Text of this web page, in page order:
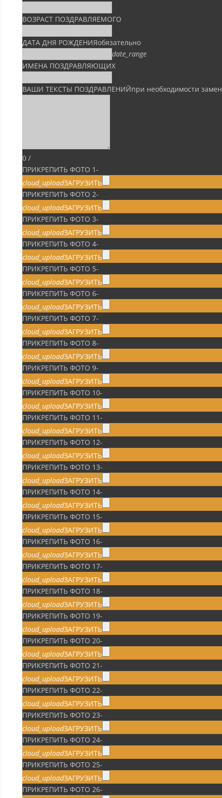
ВОЗРАСТ ПОЗДРАВЛЯЕМОГО
ДАТА ДНЯ РОЖДЕНИЯобязательно
date_range
ИМЕНА ПОЗДРАВЛЯЮЩИХ
ВАШИ ТЕКСТЫ ПОЗДРАВЛЕНИЙпри необходимости
0/
ПРИКРЕПИТЬ ФОТО 1-
cloud_uploadЗАГРУЗИТЬ
ПРИКРЕПИТЬ ФОТО 2-
cloud_uploadЗАГРУЗИТЬ
ПРИКРЕПИТЬ ФОТО 3-
cloud_uploadЗАГРУЗИТЬ
ПРИКРЕПИТЬ ФОТО 4-
cloud_uploadЗАГРУЗИТЬ
ПРИКРЕПИТЬ ФОТО 5-
cloud_uploadЗАГРУЗИТЬ
ПРИКРЕПИТЬ ФОТО 6-
cloud_uploadЗАГРУЗИТЬ
ПРИКРЕПИТЬ ФОТО 7-
cloud_uploadЗАГРУЗИТЬ
ПРИКРЕПИТЬ ФОТО 8-
cloud_uploadЗАГРУЗИТЬ
ПРИКРЕПИТЬ ФОТО 9-
cloud_uploadЗАГРУЗИТЬ
ПРИКРЕПИТЬ ФОТО 10-
cloud_uploadЗАГРУЗИТЬ
ПРИКРЕПИТЬ ФОТО 11-
cloud_uploadЗАГРУЗИТЬ
ПРИКРЕПИТЬ ФОТО 12-
cloud_uploadЗАГРУЗИТЬ
ПРИКРЕПИТЬ ФОТО 13-
cloud_uploadЗАГРУЗИТЬ
ПРИКРЕПИТЬ ФОТО 14-
cloud_uploadЗАГРУЗИТЬ
ПРИКРЕПИТЬ ФОТО 15-
cloud_uploadЗАГРУЗИТЬ
ПРИКРЕПИТЬ ФОТО 16-
cloud_uploadЗАГРУЗИТЬ
ПРИКРЕПИТЬ ФОТО 17-
cloud_uploadЗАГРУЗИТЬ
ПРИКРЕПИТЬ ФОТО 18-
cloud_uploadЗАГРУЗИТЬ
ПРИКРЕПИТЬ ФОТО 19-
cloud_uploadЗАГРУЗИТЬ
ПРИКРЕПИТЬ ФОТО 20-
cloud_uploadЗАГРУЗИТЬ
ПРИКРЕПИТЬ ФОТО 21-
cloud_uploadЗАГРУЗИТЬ
ПРИКРЕПИТЬ ФОТО 22-
cloud_uploadЗАГРУЗИТЬ
ПРИКРЕПИТЬ ФОТО 23-
cloud_uploadЗАГРУЗИТЬ
ПРИКРЕПИТЬ ФОТО 24-
cloud_uploadЗАГРУЗИТЬ
ПРИКРЕПИТЬ ФОТО 25-
cloud_uploadЗАГРУЗИТЬ
ПРИКРЕПИТЬ ФОТО 26-